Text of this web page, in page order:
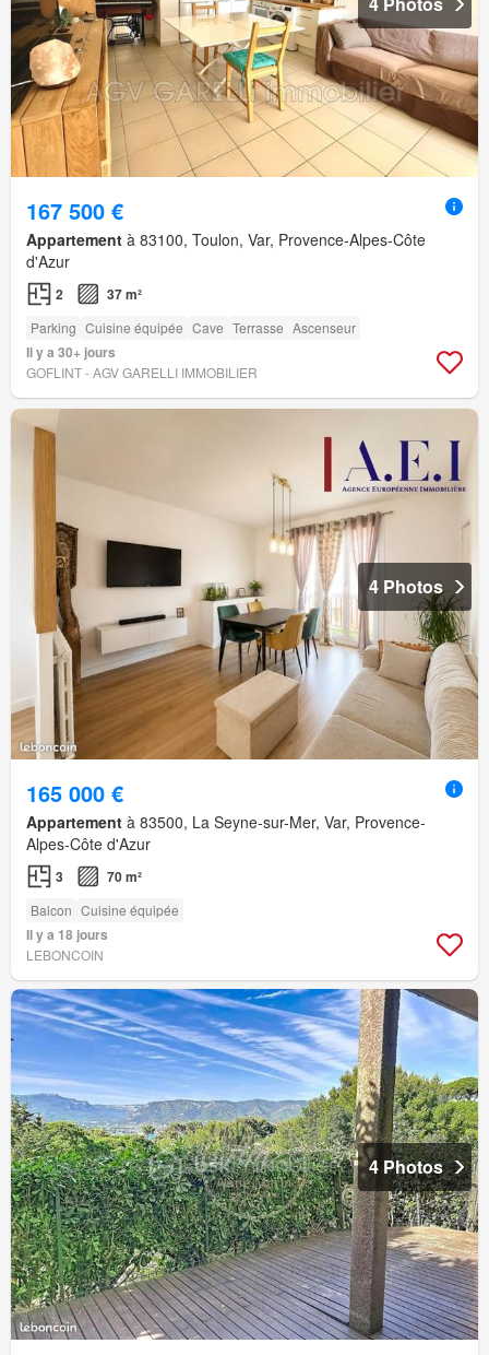
167 500 €
Appartement à 83100, Toulon, Var, Provence-Alpes-Côte
d'Azur
2 37 m²
Parking Cuisine équipée Cave Terrasse Ascenseur
Il y a 30+ jours
GOFLINT - AGV GARELLI IMMOBILIER
4 Photos
165 000 €
Appartement à 83500, La Seyne-sur-Mer, Var, Provence-
Alpes-Côte d'Azur
3 70 m²
Balcon Cuisine équipée
Il y a 18 jours
LEBONCOIN
4 Photos